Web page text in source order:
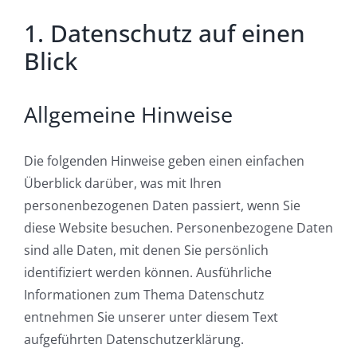
1. Datenschutz auf einen
Blick
Allgemeine Hinweise
Die folgenden Hinweise geben einen einfachen
Überblick darüber, was mit Ihren
personenbezogenen Daten passiert, wenn Sie
diese Website besuchen. Personenbezogene Daten
sind alle Daten, mit denen Sie persönlich
identifiziert werden können. Ausführliche
Informationen zum Thema Datenschutz
entnehmen Sie unserer unter diesem Text
aufgeführten Datenschutzerklärung.